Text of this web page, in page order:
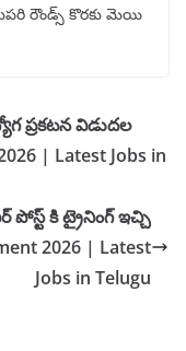
రౌండ్స్ కొరకు మెయి
ప్రకటన విడుదల
| Latest Jobs in
పోస్ట్ కి ట్రైనింగ్ ఇచ్చి
2026 | Latest
Jobs in Telugu